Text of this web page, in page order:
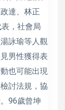
達、林正
，社會局
詠瑜等人觀
男性獲得表
也可能出現
討法規，協
96歲曾坤